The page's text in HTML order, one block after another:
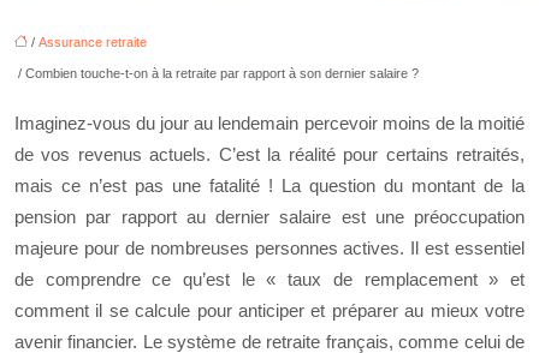
/ Assurance retraite
/ Combien touche-t-on à la retraite par rapport à son dernier salaire ?
Imaginez-vous du jour au lendemain percevoir moins de la moitié
de vos revenus actuels. C’est la réalité pour certains retraités,
mais ce n’est pas une fatalité ! La question du montant de la
pension par rapport au dernier salaire est une préoccupation
majeure pour de nombreuses personnes actives. Il est essentiel
de comprendre ce qu’est le « taux de remplacement » et
comment il se calcule pour anticiper et préparer au mieux votre
avenir financier. Le système de retraite français, comme celui de